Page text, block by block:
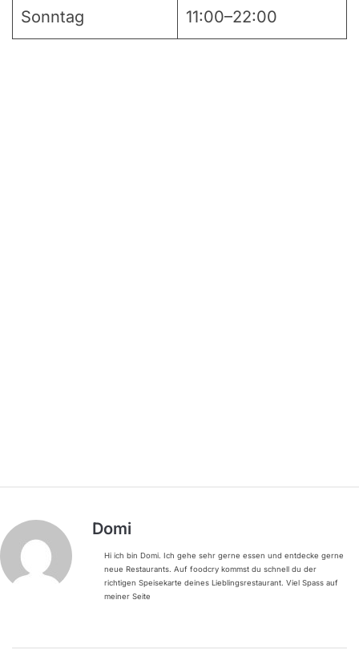
Sonntag 11:00–22:00
Domi
Hi ich bin Domi. Ich gehe sehr gerne essen und entdecke gerne
neue Restaurants. Auf foodcry kommst du schnell du der
richtigen Speisekarte deines Lieblingsrestaurant. Viel Spass auf
meiner Seite